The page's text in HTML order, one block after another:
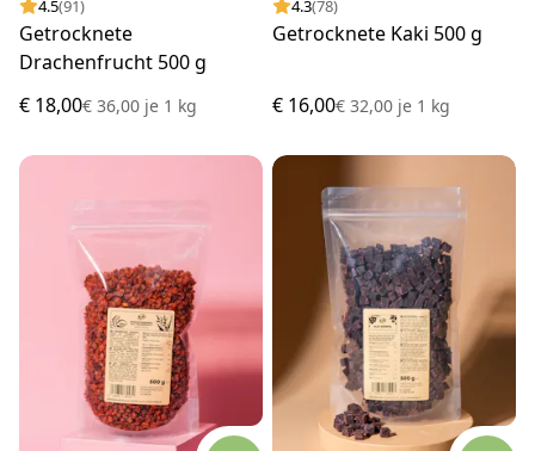
4.5(91)
Getrocknete
Drachenfrucht 500 g
€ 18,00€ 36,00 je 1 kg
4.3(78)
Getrocknete Kaki 500 g
€ 16,00€ 32,00 je 1 kg